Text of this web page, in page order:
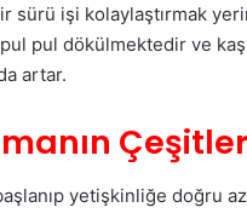
sürü işi kolaylaştırmak
pul dökülmektedir ve
artar.
yetişkinliğe doğru